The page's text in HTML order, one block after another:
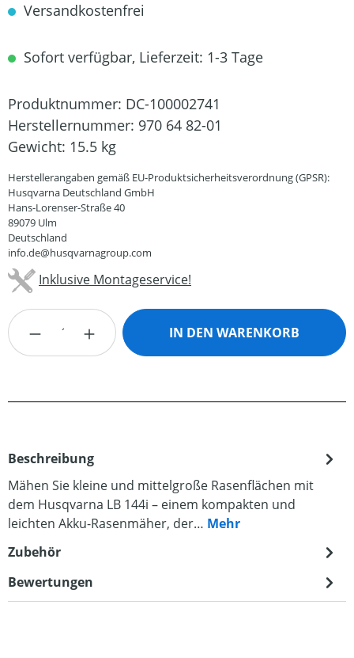
Versandkostenfrei
Sofort verfügbar, Lieferzeit: 1-3 Tage
Produktnummer: DC-100002741
Herstellernummer: 970 64 82-01
Gewicht: 15.5 kg
Herstellerangaben gemäß EU-Produktsicherheitsverordnung (GPSR):
Husqvarna Deutschland GmbH
Hans-Lorenser-Straße 40
89079 Ulm
Deutschland
info.de@husqvarnagroup.com
Inklusive Montageservice!
Produkt Anzahl: Gib den gewünschten
IN DEN WARENKORB
Beschreibung
Mähen Sie kleine und mittelgroße Rasenflächen mit
dem Husqvarna LB 144i – einem kompakten und
leichten Akku-Rasenmäher, der… Mehr
Zubehör
Bewertungen